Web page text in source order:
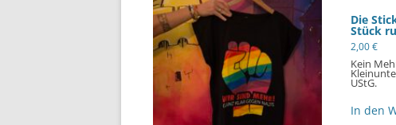
Die
Stück
2,00€
Kein
UStG.
In den